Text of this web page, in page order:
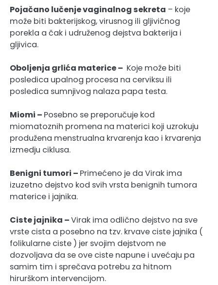
Pojačano lučenje vaginalnog sekreta – koje
može biti bakterijskog, virusnog ili gljivičnog
porekla a čak i udruženog dejstva bakterija i
gljivica.
Oboljenja grlića materice – Koje može biti
posledica upalnog procesa na cerviksu ili
posledica sumnjivog nalaza papa testa.
Miomi – Posebno se preporučuje kod
miomatoznih promena na materici koji uzrokuju
produžena menstrualna krvarenja kao i krvarenja
izmedju ciklusa.
Benigni tumori – Primećeno je da Virak ima
izuzetno dejstvo kod svih vrsta benignih tumora
materice i jajnika.
Ciste jajnika –Virak ima odlično dejstvo na sve
vrste cista a posebno na tzv. krvave ciste jajnika (
folikularne ciste ) jer svojim dejstvom ne
dozvoljava da se ove ciste napune i uvećaju pa
samim tim i sprečava potrebu za hitnom
hirurškom intervencijom.